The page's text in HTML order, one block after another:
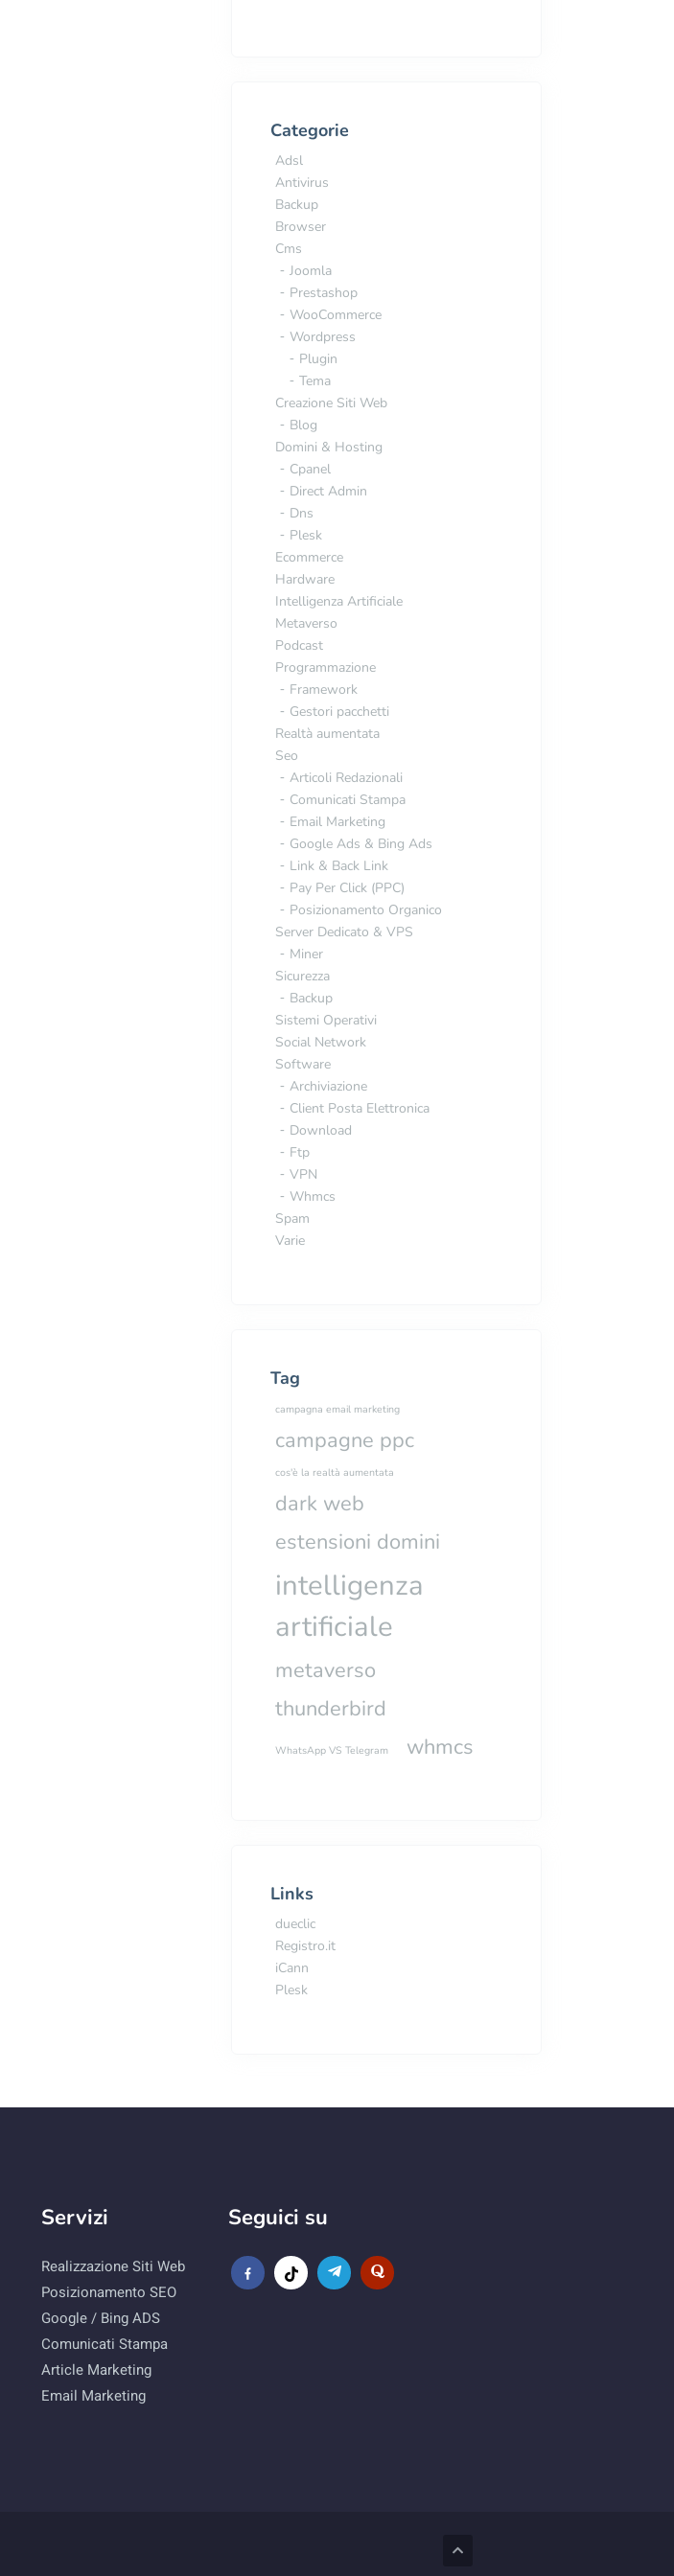
Categorie
Adsl
Antivirus
Backup
Browser
Cms
Joomla
Prestashop
WooCommerce
Wordpress
Plugin
Tema
Creazione Siti Web
Blog
Domini & Hosting
Cpanel
Direct Admin
Dns
Plesk
Ecommerce
Hardware
Intelligenza Artificiale
Metaverso
Podcast
Programmazione
Framework
Gestori pacchetti
Realtà aumentata
Seo
Articoli Redazionali
Comunicati Stampa
Email Marketing
Google Ads & Bing Ads
Link & Back Link
Pay Per Click (PPC)
Posizionamento Organico
Server Dedicato & VPS
Miner
Sicurezza
Backup
Sistemi Operativi
Social Network
Software
Archiviazione
Client Posta Elettronica
Download
Ftp
VPN
Whmcs
Spam
Varie
Tag
campagna email marketing
campagne ppc
cos'è la realtà aumentata
dark web
estensioni domini
intelligenza
artificiale
metaverso
thunderbird
WhatsApp VS Telegram whmcs
Links
dueclic
Registro.it
iCann
Plesk
Servizi
Realizzazione Siti Web
Posizionamento SEO
Google / Bing ADS
Comunicati Stampa
Article Marketing
Email Marketing
Seguici su